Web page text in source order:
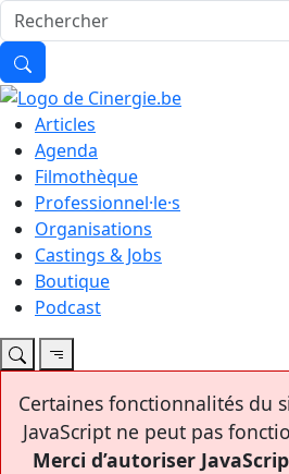
Articles
Agenda
Filmothèque
Professionnel·le·s
Organisations
Castings & Jobs
Boutique
Podcast
Certaines fonctionnalités du
JavaScript ne peut pas
Merci d’autoriser